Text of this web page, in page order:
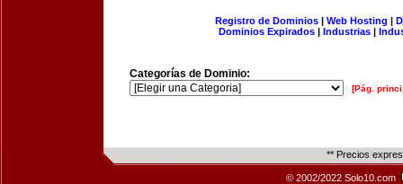
Registro de Dominios| Web Hosting |
Dominios Expirados | Industrias |
Categorías de Dominio:
[Pág.
** Precios
© 2002/2022 Solo10.com